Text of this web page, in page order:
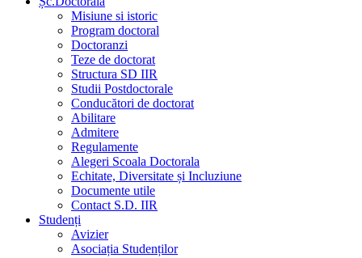
Misiune si istoric
Program doctoral
Doctoranzi
Teze de doctorat
Structura SD IIR
Studii Postdoctorale
Conducători de doctorat
Abilitare
Admitere
Regulamente
Alegeri Scoala Doctorala
Echitate, Diversitate și Incluziune
Documente utile
Contact S.D. IIR
Studenți
Avizier
Asociația Studenților